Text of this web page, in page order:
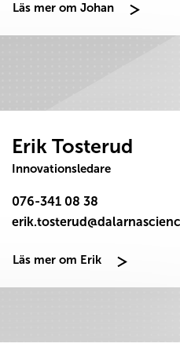
Läs mer om Johan
Erik Tosterud
Innovationsledare
076-341 08 38
Läs mer om Erik